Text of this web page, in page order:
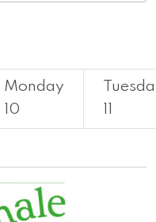
Monday
10
11